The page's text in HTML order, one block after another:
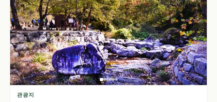
관광지